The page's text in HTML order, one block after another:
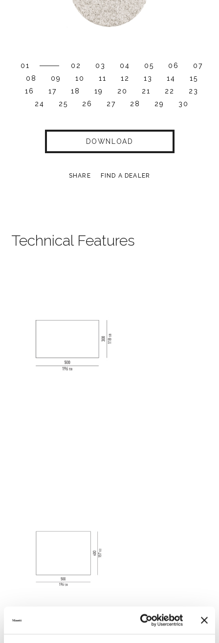
01 02 03 04 05 06
07
08
09 10 11 12 13 14
15
16
17 18 19 20 21 22
23
24
25 26 27 28 29 30
DOWNLOAD
SHARE FIND A DEALER
Technical Features